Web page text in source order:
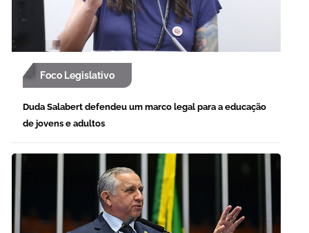
Foco Legislativo
Duda Salabert defendeu um marco legal para a educação
de jovens e adultos